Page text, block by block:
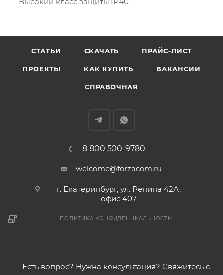
СТАТЬИ СКАЧАТЬ ПРАЙС-ЛИСТ
ПРОЕКТЫ КАК КУПИТЬ ВАКАНСИИ
СПРАВОЧНАЯ
8 800 500-9780
welcome@forzacom.ru
г. Екатеринбург, ул. Репина 42А,
офис 407
ПОЛИТИКА КОНФИДЕНЦИАЛЬНОСТИ
Есть вопрос? Нужна консультация? Свяжитесь с